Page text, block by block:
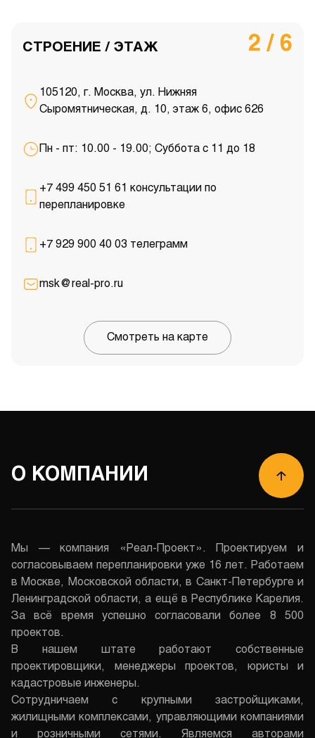
СТРОЕНИЕ / ЭТАЖ 2 / 6
105120, г. Москва, ул. Нижняя
Сыромятническая, д. 10, этаж 6, офис 626
Пн - пт: 10.00 - 19.00; Суббота с 11 до 18
+7 499 450 51 61 консультации по
перепланировке
+7 929 900 40 03 телеграмм
msk@real-pro.ru
Смотреть на карте
О КОМПАНИИ
Мы — компания «Реал-Проект». Проектируем и
согласовываем перепланировки уже 16 лет. Работаем
в Москве, Московской области, в Санкт-Петербурге и
Ленинградской области, а ещё в Республике Карелия.
За всё время успешно согласовали более 8 500
проектов.
В нашем штате работают собственные
проектировщики, менеджеры проектов, юристы и
кадастровые инженеры.
Сотрудничаем с крупными застройщиками,
жилищными комплексами, управляющими компаниями
и розничными сетями. Являемся авторами